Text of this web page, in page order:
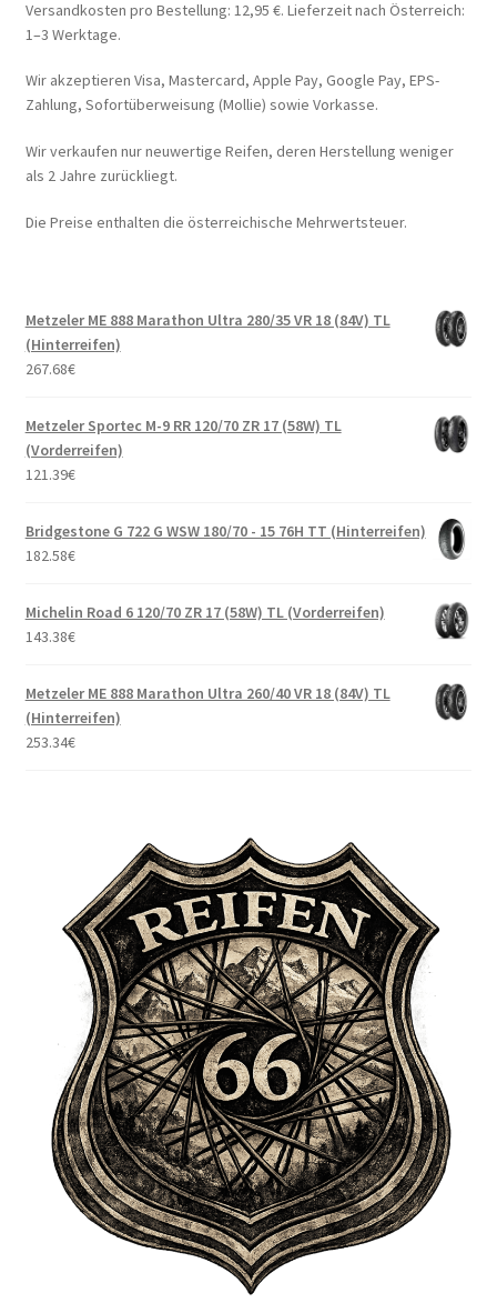
Versandkosten pro Bestellung: 12,95 €. Lieferzeit nach Österreich:
1–3 Werktage.
Wir akzeptieren Visa, Mastercard, Apple Pay, Google Pay, EPS-
Zahlung, Sofortüberweisung (Mollie) sowie Vorkasse.
Wir verkaufen nur neuwertige Reifen, deren Herstellung weniger
als 2 Jahre zurückliegt.
Die Preise enthalten die österreichische Mehrwertsteuer.
Metzeler ME 888 Marathon Ultra 280/35 VR 18 (84V) TL
(Hinterreifen)
267.68€
Metzeler Sportec M-9 RR 120/70 ZR 17 (58W) TL
(Vorderreifen)
121.39€
Bridgestone G 722 G WSW 180/70 - 15 76H TT (Hinterreifen)
182.58€
Michelin Road 6 120/70 ZR 17 (58W) TL (Vorderreifen)
143.38€
Metzeler ME 888 Marathon Ultra 260/40 VR 18 (84V) TL
(Hinterreifen)
253.34€